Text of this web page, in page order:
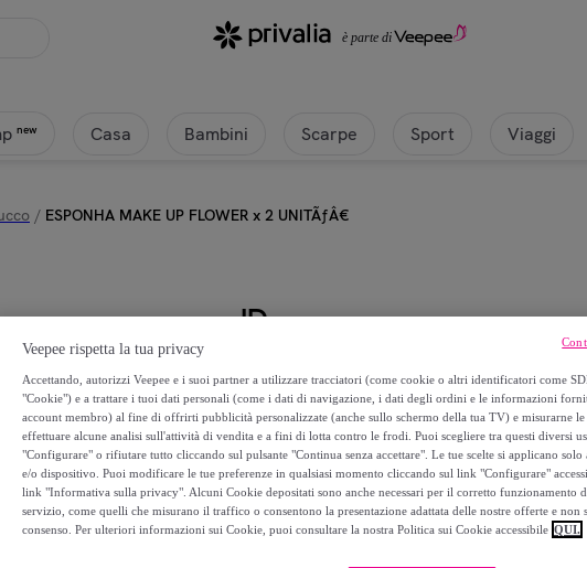
new Casa Bambini Scarpe Sport Viaggi
/ ESPONHA MAKE UP FLOWER x 2 UNITÃƒÂ€
ID
ESPONHA MAKE UP FLOWER x
5,99 €
22,99 €
Veepee rispetta la tua privacy
Accettando, autorizzi Veepee e i suoi partner a utilizzare tracciatori (come cookie o altri identificatori come
"Cookie") e a trattare i tuoi dati personali (come i dati di navigazione, i dati degli ordini e le informazioni
account membro) al fine di offrirti pubblicità personalizzate (anche sullo schermo della tua TV) e misurarne le
effettuare alcune analisi sull'attività di vendita e a fini di lotta contro le frodi. Puoi scegliere tra questi diversi
"Configurare" o rifiutare tutto cliccando sul pulsante "Continua senza accettare". Le tue scelte si applicano solo
e/o dispositivo. Puoi modificare le tue preferenze in qualsiasi momento cliccando sul link "Configurare"
link "Informativa sulla privacy". Alcuni Cookie depositati sono anche necessari per il corretto funzionamento
servizio, come quelli che misurano il traffico o consentono la presentazione adattata delle nostre offerte e non
consenso. Per ulteriori informazioni sui Cookie, puoi consultare la nostra Politica sui Cookie accessibile QUI.